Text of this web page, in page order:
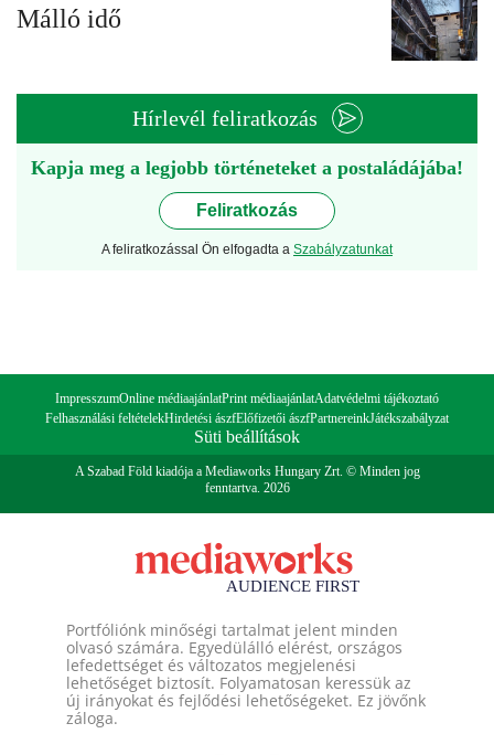
Málló idő
Hírlevél feliratkozás
Kapja meg a legjobb történeteket a postaládájába!
Feliratkozás
A feliratkozással Ön elfogadta a Szabályzatunkat
ImpresszumOnline médiaajánlatPrint médiaajánlatAdatvédelmi tájékoztató
Felhasználási feltételekHirdetési ászfElőfizetői ászfPartnereinkJátékszabályzat
Süti beállítások
A Szabad Föld kiadója a Mediaworks Hungary Zrt. © Minden jog
fenntartva. 2026
Portfóliónk minőségi tartalmat jelent minden
olvasó számára. Egyedülálló elérést, országos
lefedettséget és változatos megjelenési
lehetőséget biztosít. Folyamatosan keressük az
új irányokat és fejlődési lehetőségeket. Ez jövőnk
záloga.